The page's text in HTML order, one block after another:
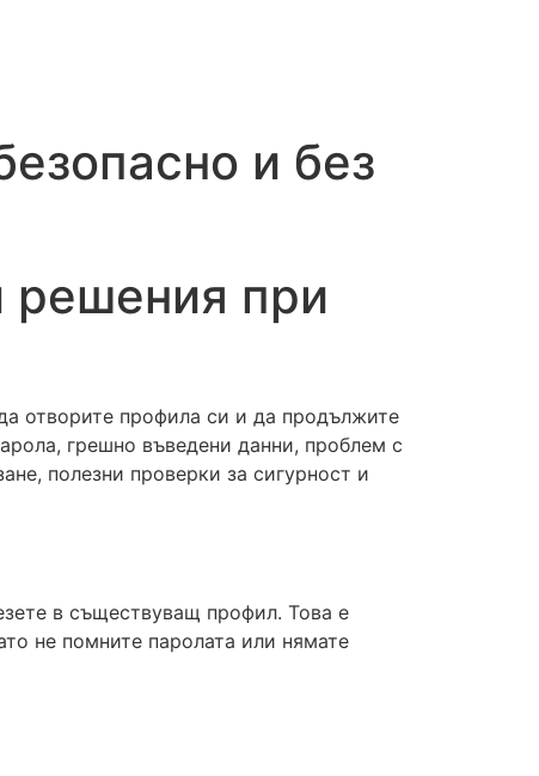
и без
решения при
отворите профила си и да продължите
грешно въведени данни, проблем с
полезни проверки за сигурност и
в съществуващ профил. Това е
не помните паролата или нямате